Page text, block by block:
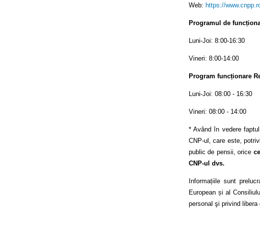
Web: https://
Programul de
Luni-Joi: 8:00-16:30
Vineri: 8:00-14:00
Program funcționare
Luni-Joi: 08:00 - 16:30
Vineri: 08:00 - 14:00
* Având în vedere
CNP-ul, care este,
public de pensii, orice
CNP-ul dvs.
Informațiile sunt
European și al
personal şi privind libera